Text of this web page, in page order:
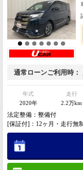
通常ローンご利用時
年式
2020年
走行
2.2万km
法定整備：整備付
[保証付]：12ヶ月・走行無